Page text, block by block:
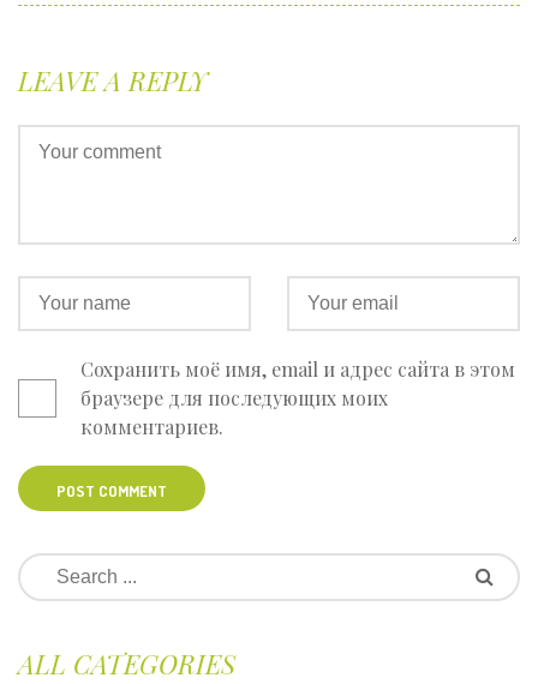
LEAVE A REPLY
Сохранить моё имя, email и адрес сайта в этом
браузере для последующих моих
комментариев.
POST COMMENT
ALL CATEGORIES